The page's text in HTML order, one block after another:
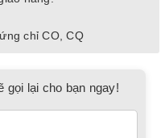
chỉ CO, CQ
gọi lại cho bạn ngay!